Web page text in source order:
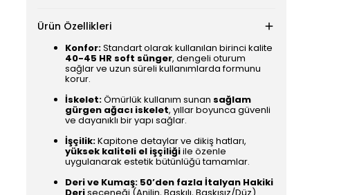
Ürün Özellikleri
Konfor:Standart olarak kullanılan birinci kalite
40-45 HR soft sünger, dengeli oturum
sağlar ve uzun süreli kullanımlarda formunu
korur.
İskelet:Ömürlük kullanım sunan sağlam
gürgen ağacı iskelet, yıllar boyunca güvenli
ve dayanıklı bir yapı sağlar.
İşçilik:Kapitone detaylar ve dikiş hatları,
yüksek kaliteli el işçiliğiile özenle
uygulanarak estetik bütünlüğü tamamlar.
Deri ve Kumaş: 50’den fazla İtalyan Hakiki